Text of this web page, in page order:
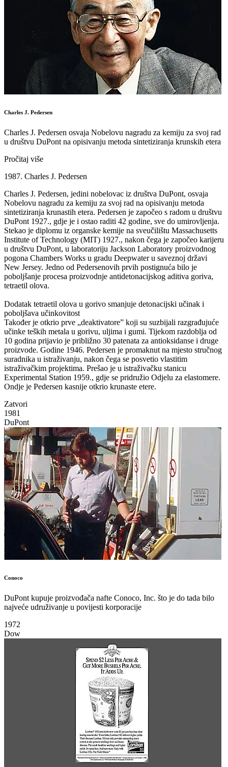
Charles J. Pedersen
Charles J. Pedersen osvaja Nobelovu nagradu za kemiju za svoj rad
u društvu DuPont na opisivanju metoda sintetiziranja krunskih etera
Pročitaj više
1987. Charles J. Pedersen
Charles J. Pedersen, jedini nobelovac iz društva DuPont, osvaja
Nobelovu nagradu za kemiju za svoj rad na opisivanju metoda
sintetiziranja krunastih etera. Pedersen je započeo s radom u društvu
DuPont 1927., gdje je i ostao raditi 42 godine, sve do umirovljenja.
Stekao je diplomu iz organske kemije na sveučilištu Massachusetts
Institute of Technology (MIT) 1927., nakon čega je započeo karijeru
u društvu DuPont, u laboratoriju Jackson Laboratory proizvodnog
pogona Chambers Works u gradu Deepwater u saveznoj državi
New Jersey. Jedno od Pedersenovih prvih postignuća bilo je
poboljšanje procesa proizvodnje antidetonacijskog aditiva goriva,
tetraetil olova.
Dodatak tetraetil olova u gorivo smanjuje detonacijski učinak i
poboljšava učinkovitost
Također je otkrio prve „deaktivatore” koji su suzbijali razgrađujuće
učinke teških metala u gorivu, uljima i gumi. Tijekom razdoblja od
10 godina prijavio je približno 30 patenata za antioksidanse i druge
proizvode. Godine 1946. Pedersen je promaknut na mjesto stručnog
suradnika u istraživanju, nakon čega se posvetio vlastitim
istraživačkim projektima. Prešao je u istraživačku stanicu
Experimental Station 1959., gdje se pridružio Odjelu za elastomere.
Ondje je Pedersen kasnije otkrio krunaste etere.
Zatvori
1981
DuPont
Conoco
DuPont kupuje proizvođača nafte Conoco, Inc. što je do tada bilo
najveće udruživanje u povijesti korporacije
1972
Dow